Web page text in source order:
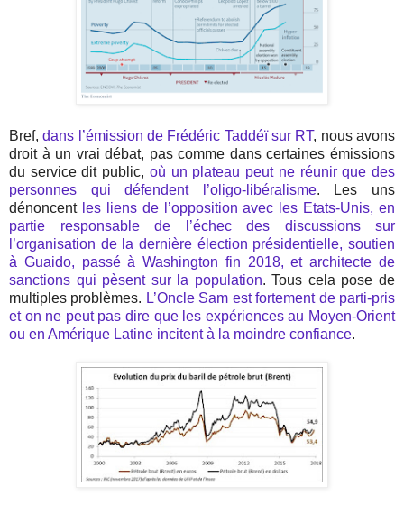
Bref,dans l’émission de Frédéric Taddéï sur RT, nous avons
droit à un vrai débat, pas comme dans certaines émissions
du service dit public, où un plateau peut ne réunir que des
personnes qui défendent l’oligo-libéralisme. Les uns
dénoncent les liens de l’opposition avec les Etats-Unis, en
partie responsable de l’échec des discussions sur
l’organisation de la dernière élection présidentielle, soutien
à Guaido, passé à Washington fin 2018, et architecte de
sanctions qui pèsent sur la population. Tous cela pose de
multiples problèmes. L’Oncle Sam est fortement de parti-pris
et on ne peut pas dire que les expériences au Moyen-Orient
ou en Amérique Latine incitent à la moindre confiance.